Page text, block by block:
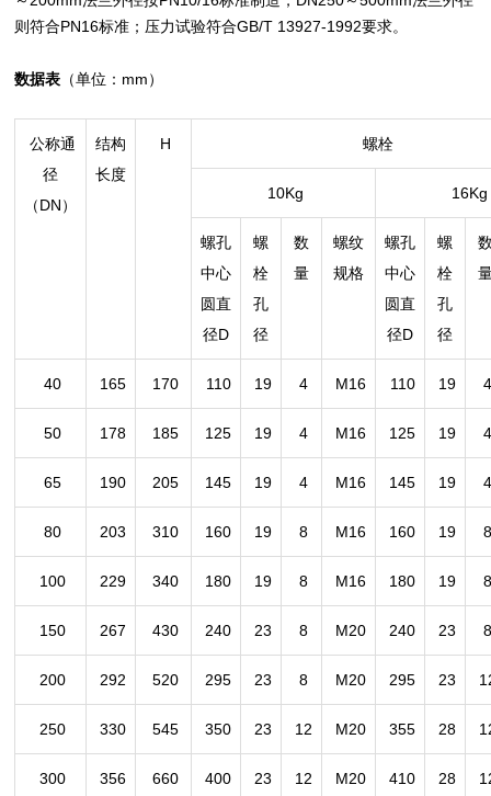
则符合PN16标准；压力试验符合GB/T 13927-1992要求。
数据表 （单位：mm）
公称通
径
（DN）
结构
长度
H 螺栓
10Kg 16Kg
螺孔
中心
圆直
径D
螺
栓
孔
径
数
量
螺纹
规格
螺孔
中心
圆直
径D
螺
栓
孔
径
40 165 170 110 19 4 M16 110 19
50 178 185 125 19 4 M16 125 19
65 190 205 145 19 4 M16 145 19
80 203 310 160 19 8 M16 160 19
100 229 340 180 19 8 M16 180 19
150 267 430 240 23 8 M20 240 23
200 292 520 295 23 8 M20 295 23
250 330 545 350 23 12 M20 355 28
300 356 660 400 23 12 M20 410 28